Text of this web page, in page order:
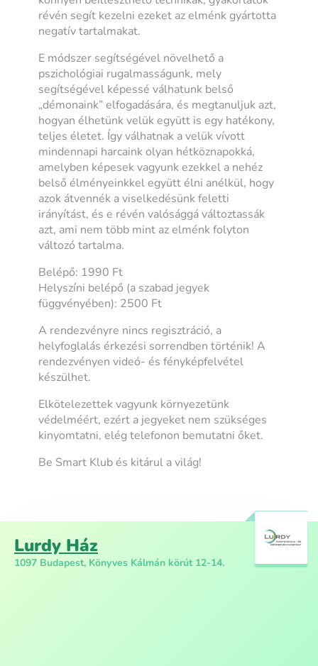
révén segít kezelni ezeket az elménk gyártotta
negatív tartalmakat.
E módszer segítségével növelhető a
pszichológiai rugalmasságunk, mely
segítségével képessé válhatunk belső
„démonaink” elfogadására, és megtanuljuk azt,
hogyan élhetünk velük együtt is egy hatékony,
teljes életet. Így válhatnak a velük vívott
mindennapi harcaink olyan hétköznapokká,
amelyben képesek vagyunk ezekkel a nehéz
belső élményeinkkel együtt élni anélkül, hogy
azok átvennék a viselkedésünk feletti
irányítást, és e révén valósággá változtassák
azt, ami nem több mint az elménk folyton
változó tartalma.
Belépő: 1990 Ft
Helyszíni belépő (a szabad jegyek
függvényében): 2500 Ft
A rendezvényre nincs regisztráció, a
helyfoglalás érkezési sorrendben történik! A
rendezvényen videó- és fényképfelvétel
készülhet.
Elkötelezettek vagyunk környezetünk
védelméért, ezért a jegyeket nem szükséges
kinyomtatni, elég telefonon bemutatni őket.
Be Smart Klub és kitárul a világ!
Lurdy Ház
1097 Budapest, Könyves Kálmán körút 12-14.